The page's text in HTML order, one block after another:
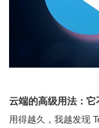
云端的高级用法：它
用得越久，我越发现